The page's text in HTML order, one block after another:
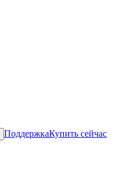
ПоддержкаКупить сейчас